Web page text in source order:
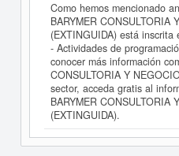
Como hemos mencionado
BARYMER CONSULTORIA
(EXTINGUIDA) está
- Actividades de
conocer más información
CONSULTORIA Y
sector, acceda gratis al
BARYMER CONSULTORIA
(EXTINGUIDA).